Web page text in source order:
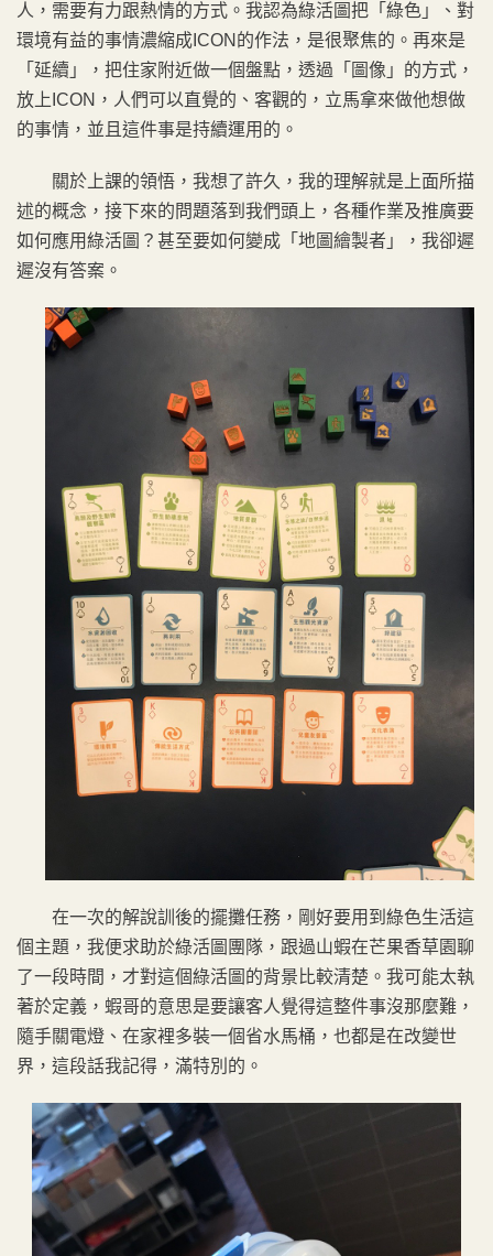
人，需要有力跟熱情的方式。我認為綠活圖把「綠色」、對
環境有益的事情濃縮成ICON的作法，是很聚焦的。再來是
「延續」，把住家附近做一個盤點，透過「圖像」的方式，
放上ICON，人們可以直覺的、客觀的，立馬拿來做他想做
的事情，並且這件事是持續運用的。
關於上課的領悟，我想了許久，我的理解就是上面所描
述的概念，接下來的問題落到我們頭上，各種作業及推廣要
如何應用綠活圖？甚至要如何變成「地圖繪製者」，我卻遲
遲沒有答案。
在一次的解說訓後的擺攤任務，剛好要用到綠色生活這
個主題，我便求助於綠活圖團隊，跟過山蝦在芒果香草園聊
了一段時間，才對這個綠活圖的背景比較清楚。我可能太執
著於定義，蝦哥的意思是要讓客人覺得這整件事沒那麼難，
隨手關電燈、在家裡多裝一個省水馬桶，也都是在改變世
界，這段話我記得，滿特別的。